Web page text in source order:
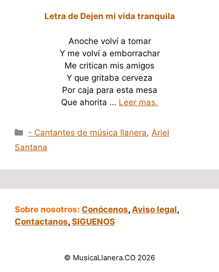
Letra de Dejen mi vida tranquila
Anoche volví a tomar
Y me volví a emborrachar
Me critican mis amigos
Y que gritaba cerveza
Por caja para esta mesa
Que ahorita … Leer mas.
Categorías
- Cantantes de música llanera, Ariel
Santana
Sobre nosotros: Conócenos, Aviso legal,
Contactanos, SIGUENOS
© MusicaLlanera.CO 2026